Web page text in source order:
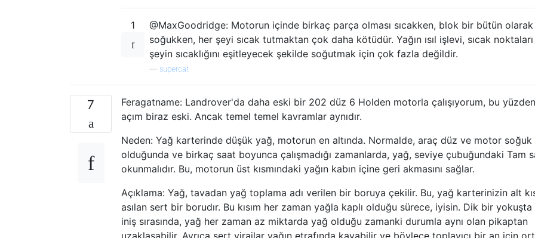
1
@MaxGoodridge: Motorun içinde birkaç parça olması sıcakken, blok bir bütün olarak
soğukken, her şeyi sıcak tutmaktan çok daha kötüdür. Yağın ısıl işlevi, sıcak
şeyin sıcaklığını eşitleyecek şekilde soğutmak için çok fazla değildir.
supercat
7
Feragatname: Landrover'da daha eski bir 202 düz 6 Holden motorla çalışıyorum, bu
açım biraz eski. Ancak temel temel kavramlar aynıdır.
Neden: Yağ karterinde düşük yağ, motorun en altında. Normalde, araç düz ve motor soğuk
olduğunda ve birkaç saat boyunca çalışmadığı zamanlarda, yağ, seviye çubuğundaki Tam
okunmalıdır. Bu, motorun üst kısmındaki yağın kabın içine geri akmasını sağlar.
Açıklama: Yağ, tavadan yağ toplama adı verilen bir boruya çekilir. Bu, yağ karterinizin alt
asılan sert bir borudır. Bu kısım her zaman yağla kaplı olduğu sürece, iyisin. Dik bir yokuşta
iniş sırasında, yağ her zaman az miktarda yağ olduğu zamanki durumla aynı olan pikaptan